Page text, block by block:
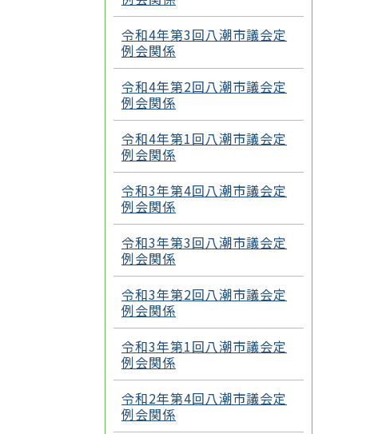
令和4年第3回八潮市議会定
例会関係
令和4年第2回八潮市議会定
例会関係
令和4年第1回八潮市議会定
例会関係
令和3年第4回八潮市議会定
例会関係
令和3年第3回八潮市議会定
例会関係
令和3年第2回八潮市議会定
例会関係
令和3年第1回八潮市議会定
例会関係
令和2年第4回八潮市議会定
例会関係